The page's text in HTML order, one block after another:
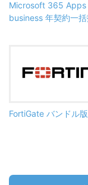
Microsoft 365
business 年契約一括
FortiGate バンドル